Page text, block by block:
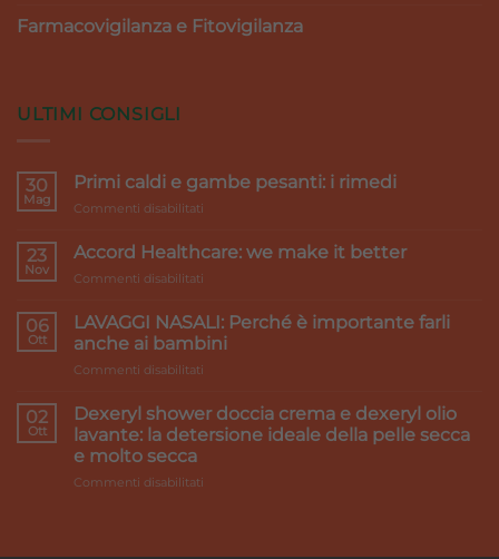
Farmacovigilanza e Fitovigilanza
ULTIMI CONSIGLI
30
Mag
Primi caldi e gambe pesanti: i rimedi
Commenti disabilitati
caldi
i
rimedi
23
Nov
Accord Healthcare: we make it better
Commenti disabilitati
Healthcare:
we
make
06
Ott
LAVAGGI NASALI: Perché è importante farli
anche ai bambini
Commenti disabilitati
NASALI:
Perché
è
02
Ott
Dexeryl shower doccia crema e dexeryl olio
lavante: la detersione ideale della pelle secca
e molto secca
Commenti disabilitati